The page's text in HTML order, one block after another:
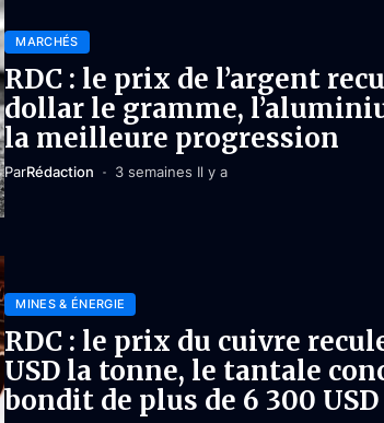
MARCHÉS
RDC : le prix de l’argent
dollar le gramme,
la meilleure progression
ParRédaction 3 semaines Il y a
MINES & ÉNERGIE
RDC : le prix du cuivre
USD la tonne, le tantale
bondit de plus de 6 300 USD